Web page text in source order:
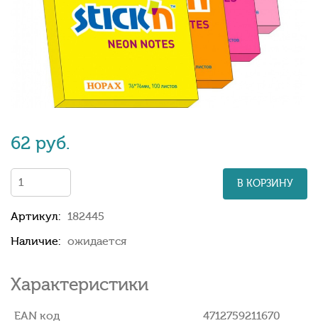
62 руб.
В КОРЗИНУ
Артикул: 182445
Наличие: ожидается
Характеристики
EAN код
4712759211670